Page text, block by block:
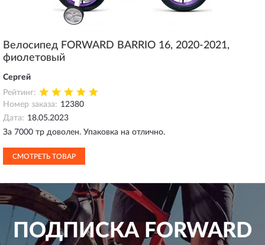
Велосипед FORWARD BARRIO 16, 2020-2021,
фиолетовый
Сергей
Рейтинг:
Номер заказа: 12380
Дата: 18.05.2023
За 7000 тр доволен. Упаковка на отлично.
СМОТРЕТЬ ТОВАР
ПОДПИСКА FORWARD